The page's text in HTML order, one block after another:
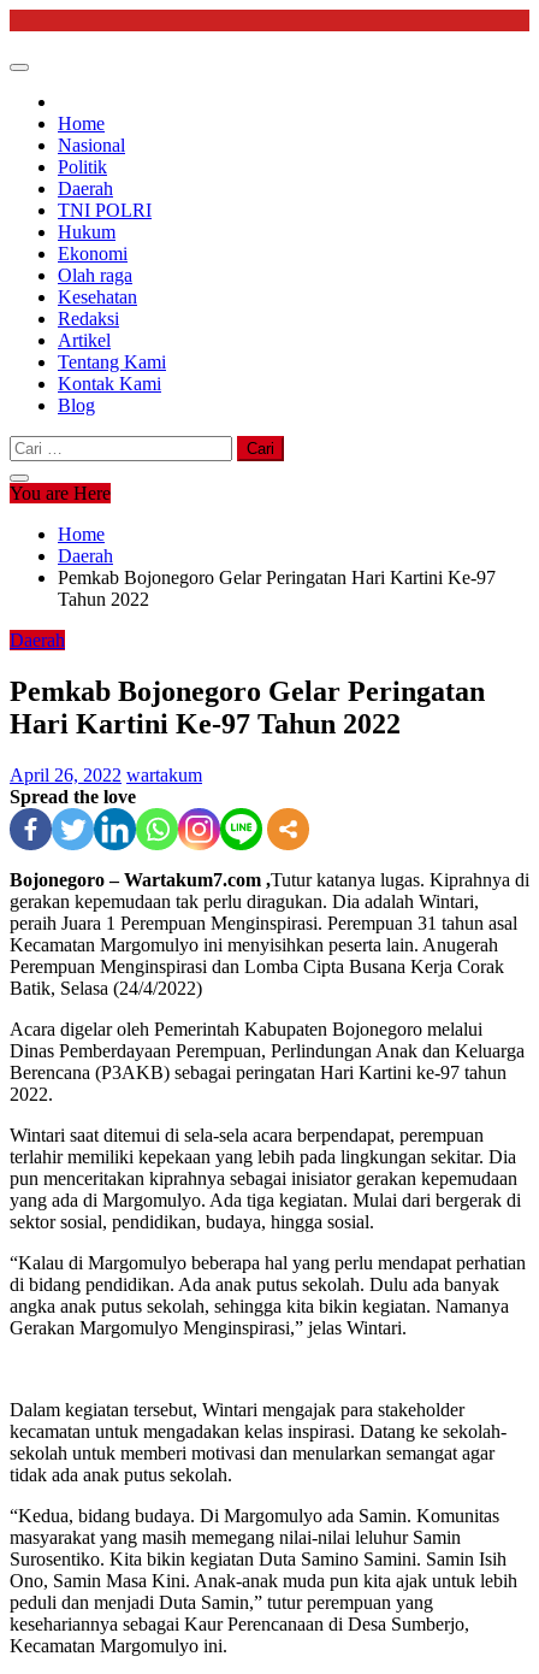
content
Home
Nasional
Politik
Daerah
TNI POLRI
Hukum
Ekonomi
Olah raga
Kesehatan
Redaksi
Artikel
Tentang Kami
Kontak Kami
Blog
Cari
untuk:
You are Here
Home
Daerah
Pemkab Bojonegoro Gelar Peringatan Hari Kartini Ke-97
Tahun 2022
Daerah
Pemkab Bojonegoro Gelar Peringatan
Hari Kartini Ke-97 Tahun 2022
April 26, 2022 wartakum
Spread the love
Bojonegoro – Wartakum7.com ,Tutur katanya lugas. Kiprahnya di
gerakan kepemudaan tak perlu diragukan. Dia adalah Wintari,
peraih Juara 1 Perempuan Menginspirasi. Perempuan 31 tahun asal
Kecamatan Margomulyo ini menyisihkan peserta lain. Anugerah
Perempuan Menginspirasi dan Lomba Cipta Busana Kerja Corak
Batik, Selasa (24/4/2022)
Acara digelar oleh Pemerintah Kabupaten Bojonegoro melalui
Dinas Pemberdayaan Perempuan, Perlindungan Anak dan Keluarga
Berencana (P3AKB) sebagai peringatan Hari Kartini ke-97 tahun
2022.
Wintari saat ditemui di sela-sela acara berpendapat, perempuan
terlahir memiliki kepekaan yang lebih pada lingkungan sekitar. Dia
pun menceritakan kiprahnya sebagai inisiator gerakan kepemudaan
yang ada di Margomulyo. Ada tiga kegiatan. Mulai dari bergerak di
sektor sosial, pendidikan, budaya, hingga sosial.
“Kalau di Margomulyo beberapa hal yang perlu mendapat perhatian
di bidang pendidikan. Ada anak putus sekolah. Dulu ada banyak
angka anak putus sekolah, sehingga kita bikin kegiatan. Namanya
Gerakan Margomulyo Menginspirasi,” jelas Wintari.
Dalam kegiatan tersebut, Wintari mengajak para stakeholder
kecamatan untuk mengadakan kelas inspirasi. Datang ke sekolah-
sekolah untuk memberi motivasi dan menularkan semangat agar
tidak ada anak putus sekolah.
“Kedua, bidang budaya. Di Margomulyo ada Samin. Komunitas
masyarakat yang masih memegang nilai-nilai leluhur Samin
Surosentiko. Kita bikin kegiatan Duta Samino Samini. Samin Isih
Ono, Samin Masa Kini. Anak-anak muda pun kita ajak untuk lebih
peduli dan menjadi Duta Samin,” tutur perempuan yang
kesehariannya sebagai Kaur Perencanaan di Desa Sumberjo,
Kecamatan Margomulyo ini.